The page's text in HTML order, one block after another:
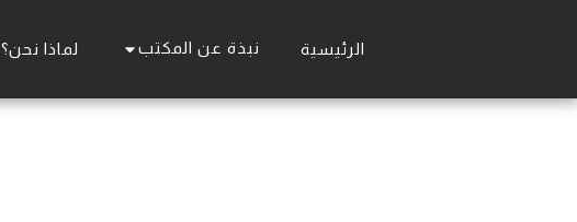
الرئيسية نبذة عن المكتب لماذا نحن؟